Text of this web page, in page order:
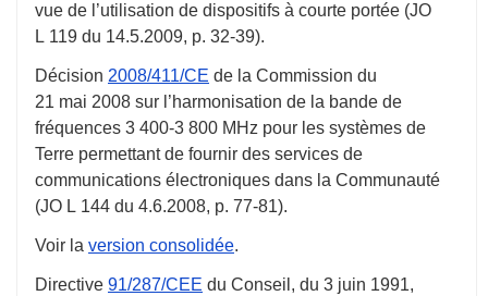
vue de l’utilisation de dispositifs à courte portée (JO
L 119 du 14.5.2009, p. 32-39).
Décision 2008/411/CE de la Commission du
21 mai 2008 sur l’harmonisation de la bande de
fréquences 3 400-3 800 MHz pour les systèmes de
Terre permettant de fournir des services de
communications électroniques dans la Communauté
(JO L 144 du 4.6.2008, p. 77-81).
Voir la version consolidée.
Directive 91/287/CEE du Conseil, du 3 juin 1991,